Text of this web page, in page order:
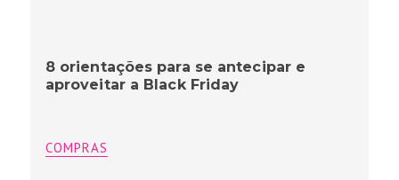
8 orientações para se antecipar e
aproveitar a Black Friday
COMPRAS